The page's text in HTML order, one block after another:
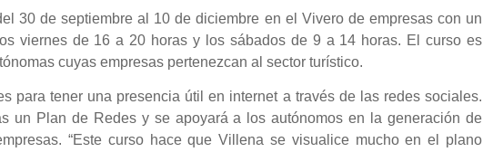
30 de septiembre al 10 de diciembre en el Vivero de empresas con un
viernes de 16 a 20 horas y los sábados de 9 a 14 horas. El curso es
cuyas empresas pertenezcan al sector turístico.
para tener una presencia útil en internet a través de las redes sociales.
un Plan de Redes y se apoyará a los autónomos en la generación de
“Este curso hace que Villena se visualice mucho en el plano